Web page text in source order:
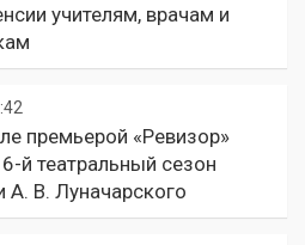
учителям, врачам и
премьерой «Ревизор»
й театральный сезон
А. В. Луначарского